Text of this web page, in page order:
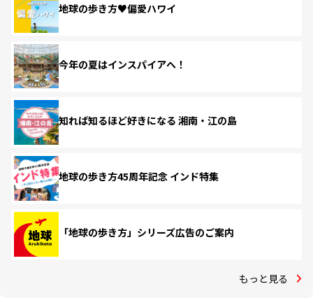
地球の歩き方♥偏愛ハワイ
今年の夏はインスパイアへ！
知れば知るほど好きになる 湘南・江の島
地球の歩き方45周年記念 インド特集
「地球の歩き方」シリーズ広告のご案内
もっと見る